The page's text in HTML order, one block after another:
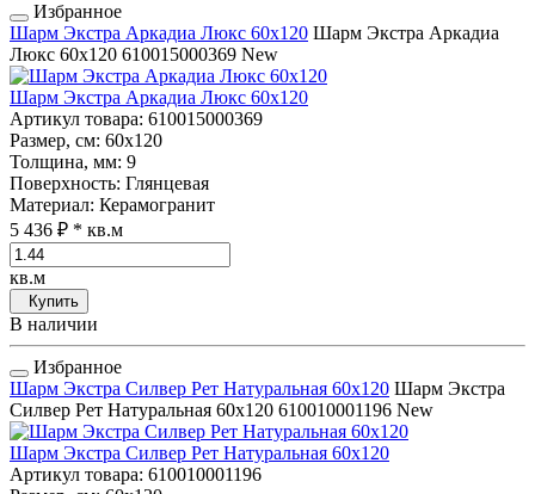
Избранное
Шарм Экстра Аркадиа Люкс 60x120 Шарм Экстра Аркадиа
Люкс 60x120 610015000369 New
Шарм Экстра Аркадиа Люкс 60x120
Артикул товара: 610015000369
Размер, см: 60x120
Толщина, мм: 9
Поверхность: Глянцевая
Материал: Керамогранит
5 436 ₽ * кв.м
кв.м
Купить
В наличии
Избранное
Шарм Экстра Силвер Рет Натуральная 60x120 Шарм Экстра
Силвер Рет Натуральная 60x120 610010001196 New
Шарм Экстра Силвер Рет Натуральная 60x120
Артикул товара: 610010001196